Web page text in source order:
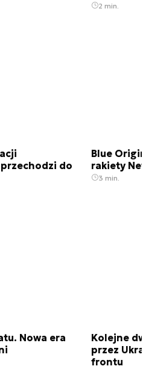
2 min.
do
Blue
rakiety
3 min.
Nowa era
Kolejne
przez
frontu